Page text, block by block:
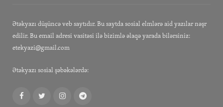
Ətəkyazı düşüncə veb saytıdır. Bu saytda sosial elmlərə aid yazılar nəşr
edilir. Bu email adresi vasitəsi ilə bizimlə əlaqə yarada bilərsiniz:
etekyazi@gmail.com
Ətəkyazı sosial şəbəkələrdə:
FacebookTwitterInstagramTelegram